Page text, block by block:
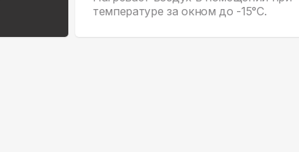
температуре за окном до -15°С.